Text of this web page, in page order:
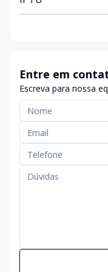
Entre em
Escreva para nossa